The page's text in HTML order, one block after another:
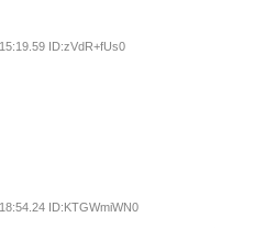
ID:zVdR+fUs0
ID:KTGWmiWN0